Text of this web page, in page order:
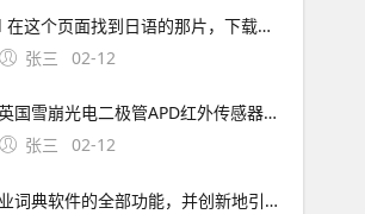
l 在这个页面找到日语的那片，下载对应词典安装就可以了 你。一般是 但是有时候打不开，你网上多找找吧 楼上给的地址是正确的，先安装好软件后，再下相关词典，如德汉汉德21
张三
02-12
英国雪崩光电二极管APD红外传感器的制造商Phlux Technology以下简称“Phlux”公司推出Aura系列1550 nm无噪声InGaAs。在Luxlun
张三
02-12
业词典软件的全部功能，并创新地引入了跨语言内核设计及开放式的词典。灵格斯词霸是一个免费开放的词典，现在仍然可以正常使用，详见 本人也是普通用户，最近其功能一直正常，没有受到影响 不。官网链接 GoldenDict 推荐理